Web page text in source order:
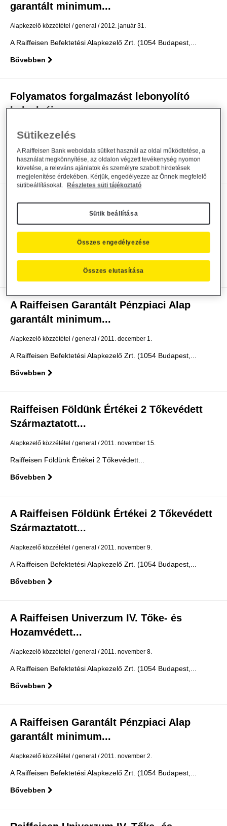
garantált minimum...
Alapkezelő közzététel general 2012. január 31.
A Raiffeisen Befektetési Alapkezelő Zrt. (1054 Budapest,...
Bővebben
Folyamatos forgalmazást lebonyolító
helyek új...
Alapkezelő közzététel
Folyamatos forgalmazást lebonyolító helyek új...
Bővebben
A Raiffeisen Garantált Pénzpiaci Alap
garantált minimum...
Alapkezelő közzététel
A Raiffeisen Befektetési Alapkezelő Zrt. (1054 Budapest,...
A Raiffeisen Garantált Pénzpiaci Alap
garantált minimum...
Alapkezelő közzététel general 2011. december 1.
A Raiffeisen Befektetési Alapkezelő Zrt. (1054 Budapest,...
Bővebben
Raiffeisen Földünk Értékei 2 Tőkevédett
Származtatott...
Alapkezelő közzététel general 2011. november 15.
Raiffeisen Földünk Értékei 2 Tőkevédett...
Bővebben
A Raiffeisen Földünk Értékei 2 Tőkevédett
Származtatott...
Alapkezelő közzététel general 2011. november 9.
A Raiffeisen Befektetési Alapkezelő Zrt. (1054 Budapest,...
Bővebben
A Raiffeisen Univerzum IV. Tőke- és
Hozamvédett...
Alapkezelő közzététel general 2011. november 8.
A Raiffeisen Befektetési Alapkezelő Zrt. (1054 Budapest,...
Bővebben
A Raiffeisen Garantált Pénzpiaci Alap
garantált minimum...
Alapkezelő közzététel general 2011. november 2.
A Raiffeisen Befektetési Alapkezelő Zrt. (1054 Budapest,...
Bővebben
Sütikezelés
A Raiffeisen Bank weboldala sütiket használ az oldal működtetése, a
használat megkönnyítése, az oldalon végzett tevékenység nyomon
követése, a releváns ajánlatok és személyre szabott hirdetések
megjelenítése érdekében. Kérjük, engedélyezze az Önnek megfelelő
sütibeállításokat.
Részletes süti tájékoztató
Sütik beállítása
Összes elutasítása
Összes engedélyezése